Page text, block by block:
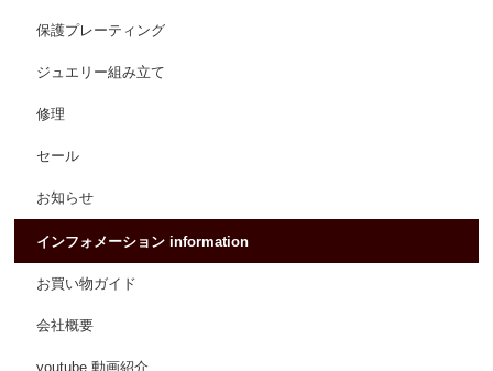
保護プレーティング
ジュエリー組み立て
修理
セール
お知らせ
インフォメーション information
お買い物ガイド
会社概要
youtube 動画紹介